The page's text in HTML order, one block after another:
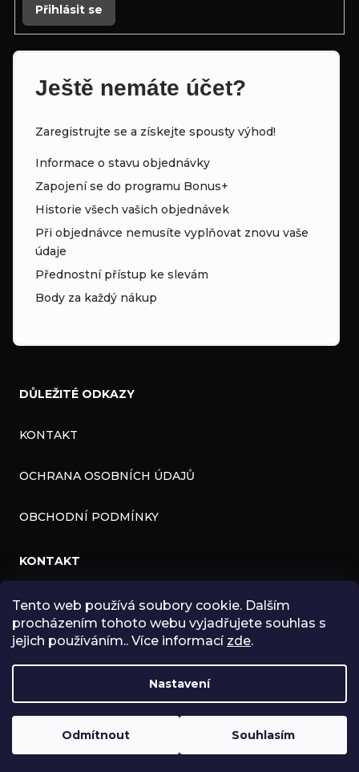
Tento web používá soubory cookie. Dalším
procházením tohoto webu vyjadřujete souhlas s
jejich používáním.. Více informací zde.
Nastavení
Odmítnout Souhlasím
Přihlásit se
Ještě nemáte účet?
Zaregistrujte se a získejte spousty výhod!
Informace o stavu objednávky
Zapojení se do programu Bonus+
Historie všech vašich objednávek
Při objednávce nemusíte vyplňovat znovu vaše
údaje
Přednostní přístup ke slevám
Body za každý nákup
DŮLEŽITÉ ODKAZY
KONTAKT
OCHRANA OSOBNÍCH ÚDAJŮ
OBCHODNÍ PODMÍNKY
KONTAKT
INFO@ZNK.CZ
HTTPS://WWW.FACEBOOK.COM/ZNKSHOP
ZNKSHOP